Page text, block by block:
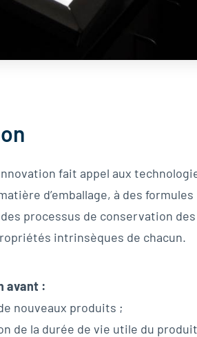
fait appel aux
d’emballage, à des
processus de conservation
intrinsèques de chacun.
avant :
nouveaux produits ;
de la durée de vie utile du